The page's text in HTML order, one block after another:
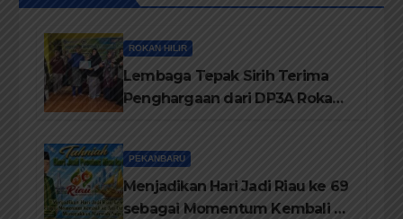
ROKAN HILIR
Lembaga Tepak Sirih Terima
Penghargaan dari DP3A Rokan
PEKANBARU
Menjadikan Hari Jadi Riau ke 69
sebagai Momentum Kembali ke